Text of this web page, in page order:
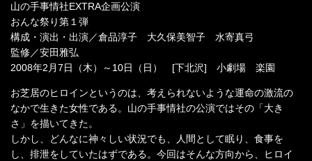
山の手事情社EXTRA企画公演
おんな祭り第１弾
構成・演出・出演／倉品淳子 大久保美智子 水寄真弓
監修／安田雅弘
2008年2月7日（木）～10日（日） [下北沢] 小劇場 楽園
お芝居のヒロインというのは、考えられないような運命の激流の
なかで生きた女性である。山の手事情社の公演ではその「大き
さ」を描いてきた。
しかし、どんなに神々しい状況でも、人間として眠り、食事を
し、排泄をしていたはずである。今回はそんな方向から、ヒロイ